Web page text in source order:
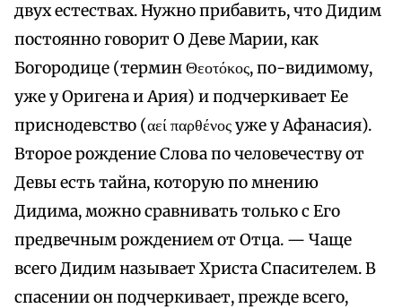
двух естествах. Нужно прибавить, что Дидим
постоянно говорит О Деве Марии, как
Богородице (термин Θεοτόκος, по-видимому,
уже у Оригена и Ария) и подчеркивает Ее
приснодевство (αεί παρθένος уже у Афанасия).
Второе рождение Слова по человечеству от
Девы есть тайна, которую по мнению
Дидима, можно сравнивать только с Его
предвечным рождением от Отца. — Чаще
всего Дидим называет Христа Спасителем. В
спасении он подчеркивает, прежде всего,